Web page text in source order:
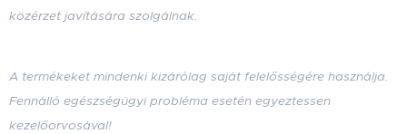
közérzet javítására szolgálnak.
A termékeket mindenki kizárólag saját felelősségére használja.
Fennálló egészségügyi probléma esetén egyeztessen
kezelőorvosával!